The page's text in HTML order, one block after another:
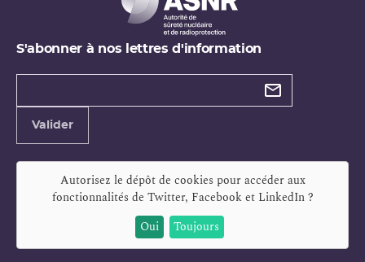
S'abonner à nos lettres d'information
Types de
Valider
Autorisez le dépôt de cookies pour accéder aux
fonctionnalités de Twitter, Facebook et LinkedIn?
Oui
Toujours